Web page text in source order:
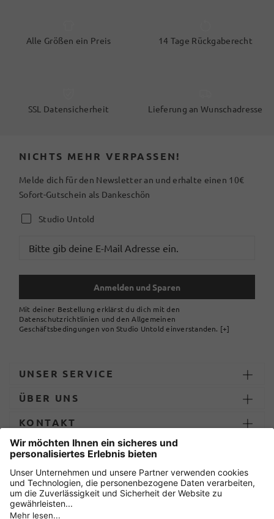
Alle Größen ein Preis 14 Tage Rückgaberecht
SSL Datensicherheit Lieferung an Wunschadresse
NICHTS MEHR VERPASSEN!
Melde dich für den Newsletter an und erhalte einen 10€
Sofort-Gutschein als Dankeschön
Studio Untold
Anmelden und Sparen
Mit deiner Bestellung erklärst du dich mit den
Datenschutzrichtlinien und den Allgemeinen
Geschäftsbedingungen von Studio Untold einverstanden. [+]
UNSER SERVICE
ÜBER UNS
KONTAKT
ZAHLUNG UND LIEFERUNG
Sicher einkaufen mit